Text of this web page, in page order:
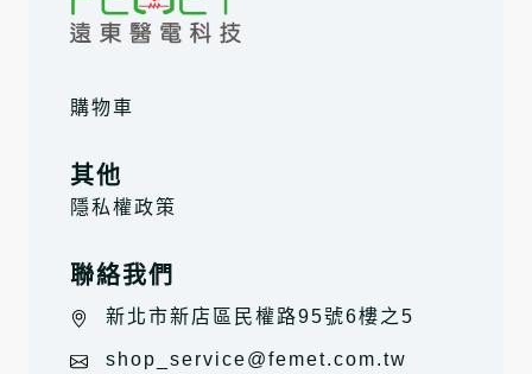
購物車
其他
隱私權政策
聯絡我們
新北市新店區民權路95號6樓之5
shop_service@femet.com.tw